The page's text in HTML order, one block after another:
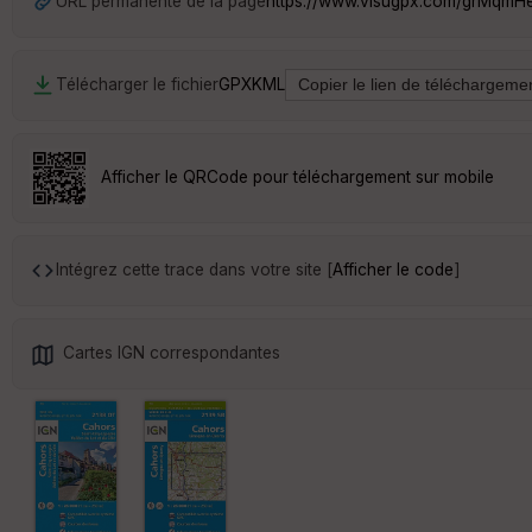
Télécharger le fichierGPXKML
Afficher le QRCode pour téléchargement sur mobile
Intégrez cette trace dans votre site [Afficher le code]
Cartes IGN correspondantes